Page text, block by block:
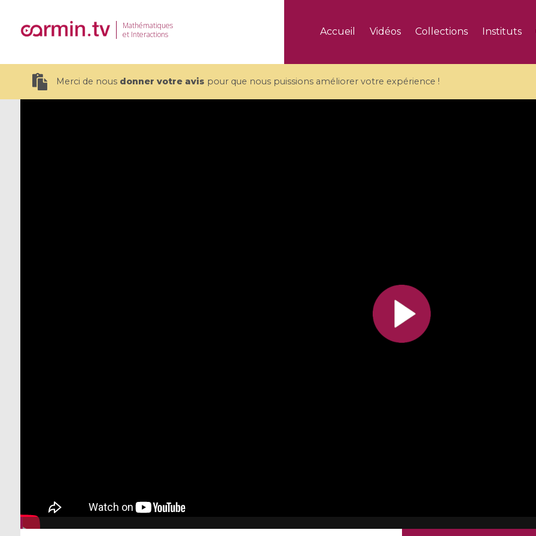
Mathématiques
et Interactions
Accueil Vidéos Collections Instituts
Merci de nous donner votre avis pour que nous puissions améliorer votre expérience !
Toutes les collections
Tous les instituts